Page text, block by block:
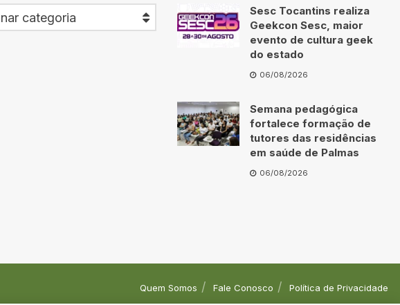
categoria
Sesc Tocantins realiza
Geekcon Sesc, maior
evento de cultura geek
do estado
06/08/2026
Semana pedagógica
fortalece formação de
tutores das residências
em saúde de Palmas
06/08/2026
Quem Somos Fale Conosco Política de Privacidade